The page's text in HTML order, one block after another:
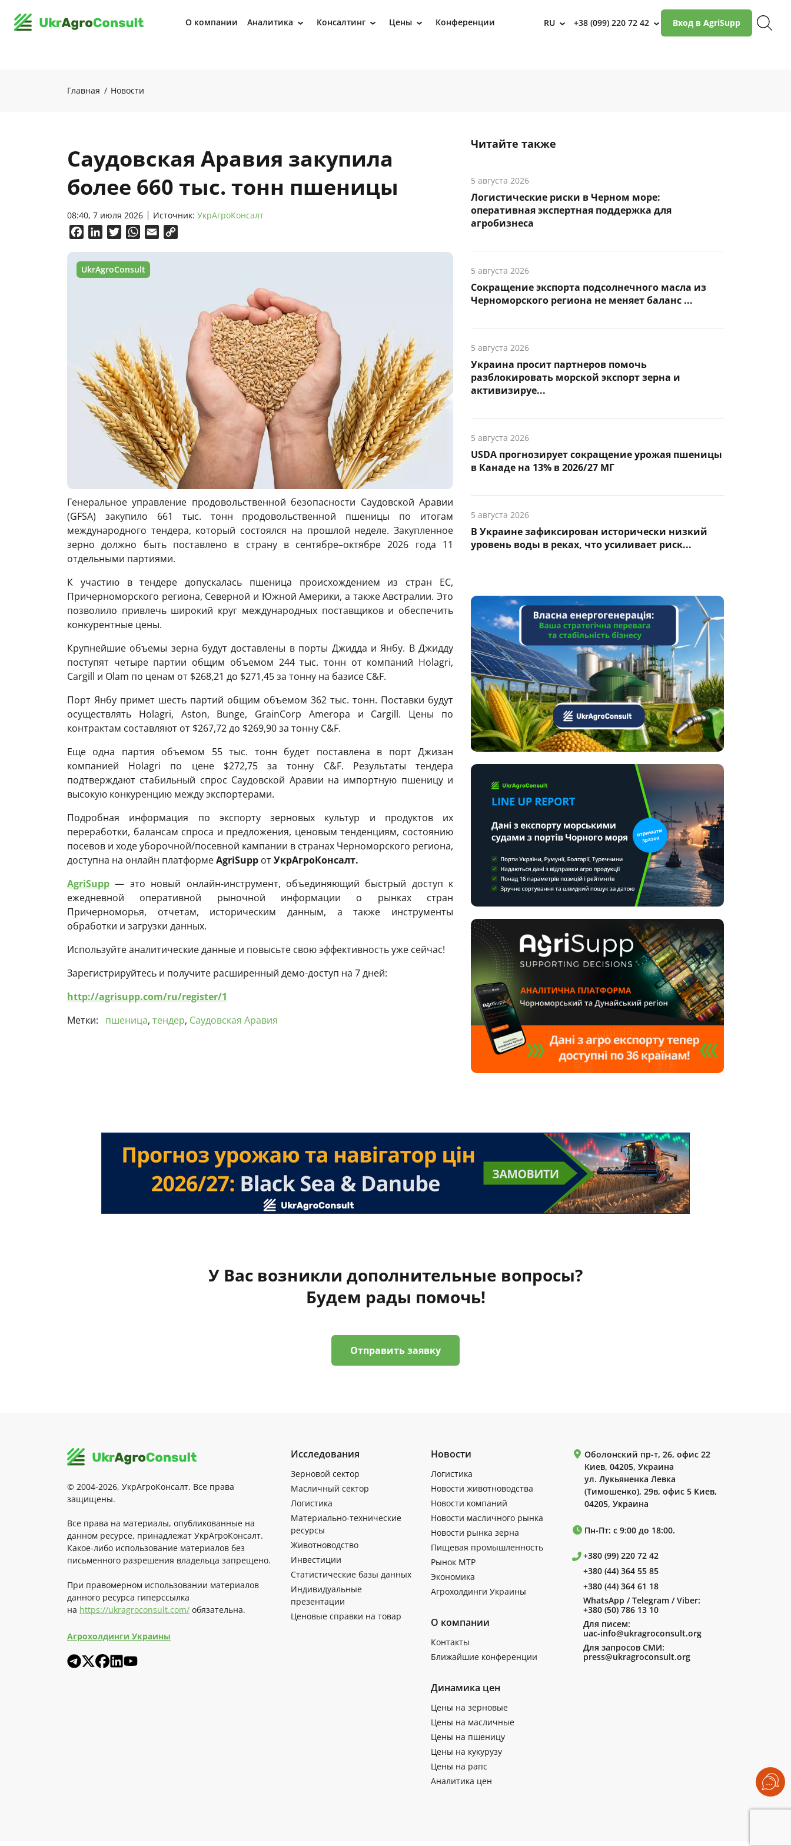
О компании Аналитика › Консалтинг › Цены › Конференции RU › +38 (099) 220 72 42 › Вход в AgriSupp
Главная Новости
Саудовская Аравия закупила
более 660 тыс. тонн пшеницы
08:40, 7 июля 2026 Источник: УкрАгроКонсалт
FacebookLinkedInTwitterWhatsApp
Email
UkrAgroConsult
Генеральное управление продовольственной безопасности Саудовской Аравии
(GFSA) закупило 661 тыс. тонн продовольственной пшеницы по итогам
международного тендера, который состоялся на прошлой неделе. Закупленное
зерно должно быть поставлено в страну в сентябре–октябре 2026 года 11
отдельными партиями.
К участию в тендере допускалась пшеница происхождением из стран ЕС,
Причерноморского региона, Северной и Южной Америки, а также Австралии. Это
позволило привлечь широкий круг международных поставщиков и обеспечить
конкурентные цены.
Крупнейшие объемы зерна будут доставлены в порты Джидда и Янбу. В Джидду
поступят четыре партии общим объемом 244 тыс. тонн от компаний Holagri,
Cargill и Olam по ценам от $268,21 до $271,45 за тонну на базисе C&F.
Порт Янбу примет шесть партий общим объемом 362 тыс. тонн. Поставки будут
осуществлять Holagri, Aston, Bunge, GrainCorp Ameropa и Cargill. Цены по
контрактам составляют от $267,72 до $269,90 за тонну C&F.
Еще одна партия объемом 55 тыс. тонн будет поставлена в порт Джизан
компанией Holagri по цене $272,75 за тонну C&F. Результаты тендера
подтверждают стабильный спрос Саудовской Аравии на импортную пшеницу и
высокую конкуренцию между экспортерами.
Подробная информация по экспорту зерновых культур и продуктов их
переработки, балансам спроса и предложения, ценовым тенденциям, состоянию
посевов и ходе уборочной/посевной кампании в странах Черноморского региона,
доступна на онлайн платформеAgriSupp отУкрАгроКонсалт.
AgriSupp — это новый онлайн-инструмент, объединяющий быстрый доступ к
ежедневной оперативной рыночной информации о рынках стран
Причерноморья, отчетам, историческим данным, а также инструменты
обработки и загрузки данных.
Используйте аналитические данные и повысьте свою эффективность уже сейчас!
Зарегистрируйтесь и получите расширенный демо-доступ на 7 дней:
http://agrisupp.com/ru/register/1
Метки:
пшеница, тендер, Саудовская Аравия
Читайте также
5 августа 2026
Логистические риски в Черном море:
оперативная экспертная поддержка для
агробизнеса
5 августа 2026
Сокращение экспорта подсолнечного масла из
Черноморского региона не меняет баланс ...
5 августа 2026
Украина просит партнеров помочь
разблокировать морской экспорт зерна и
активизируе...
5 августа 2026
USDA прогнозирует сокращение урожая пшеницы
в Канаде на 13% в 2026/27 МГ
5 августа 2026
В Украине зафиксирован исторически низкий
уровень воды в реках, что усиливает риск...
У Вас возникли дополнительные вопросы?
Будем рады помочь!
Отправить заявку
© 2004-2026, УкрАгроКонсалт. Все права
защищены.
Все права на материалы, опубликованные на
данном ресурсе, принадлежат УкрАгроКонсалт.
Какое-либо использование материалов без
письменного разрешения владельца запрещено.
При правомерном использовании материалов
данного ресурса гиперссылка
на https://ukragroconsult.com/ обязательна.
Агрохолдинги Украины
Исследования
Зерновой сектор
Масличный сектор
Логистика
Материально-технические
ресурсы
Животноводство
Инвестиции
Статистические базы данных
Индивидуальные
презентации
Ценовые справки на товар
Новости
Логистика
Новости животноводства
Новости компаний
Новости масличного рынка
Новости рынка зерна
Пищевая промышленность
Рынок МТР
Экономика
Агрохолдинги Украины
О компании
Контакты
Ближайшие конференции
Динамика цен
Цены на зерновые
Цены на масличные
Цены на пшеницу
Цены на кукурузу
Цены на рапс
Аналитика цен
Оболонский пр-т, 26, офис 22
Киев, 04205, Украина
ул. Лукьяненка Левка
(Тимошенко), 29в, офис 5 Киев,
04205, Украина
Пн-Пт: с 9:00 до 18:00.
+380 (99) 220 72 42
+380 (44) 364 55 85
+380 (44) 364 61 18
WhatsApp / Telegram / Viber:
+380 (50) 786 13 10
Для писем:
uac-info@ukragroconsult.org
Для запросов СМИ:
press@ukragroconsult.org